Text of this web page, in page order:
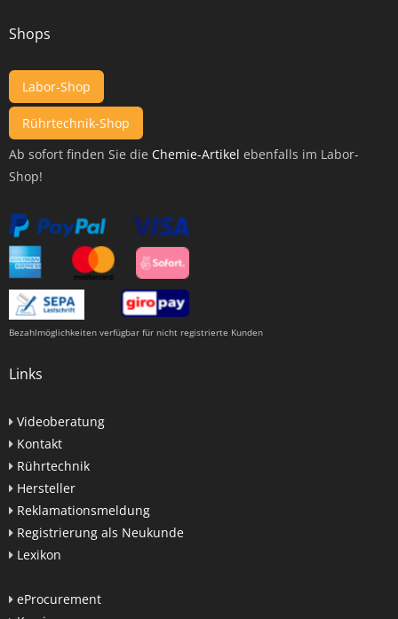
Shops
Labor-Shop
Rührtechnik-Shop
Ab sofort finden Sie die Chemie-Artikel ebenfalls im Labor-
Shop!
Bezahlmöglichkeiten verfügbar für nicht registrierte Kunden
Links
Videoberatung
Kontakt
Rührtechnik
Hersteller
Reklamationsmeldung
Registrierung als Neukunde
Lexikon
eProcurement